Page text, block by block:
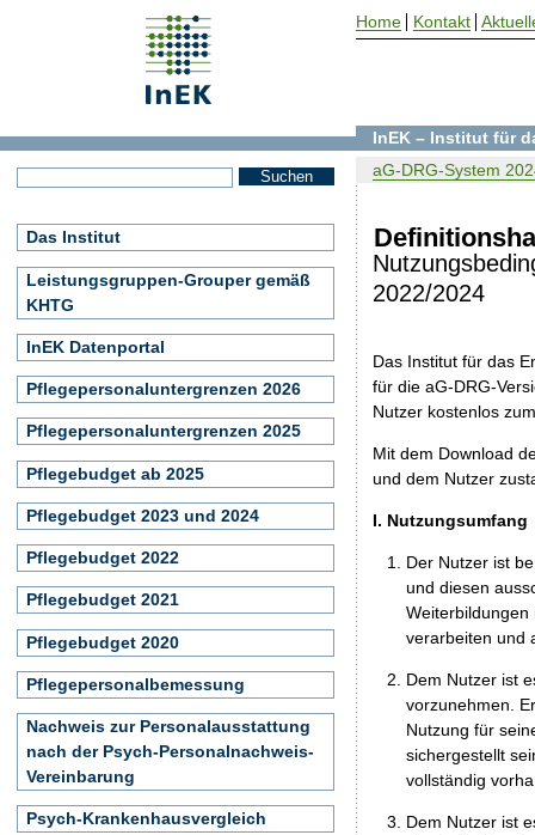
2022/2024
Das Institut für das
für die aG-DRG-
Nutzer kostenlos
Mit dem Download
und dem Nutzer
I. Nutzungsumfang
Der Nutzer ist
und diesen
verarbeiten und
Dem Nutzer ist
vorzunehmen.
Nutzung für
sichergestellt
vollständig
Dem Nutzer ist
InEK – Institut für
aG-DRG-System
Das Institut
Leistungsgruppen-Grouper gemäß
KHTG
InEK Datenportal
Pflegepersonaluntergrenzen 2026
Pflegepersonaluntergrenzen 2025
Pflegebudget ab 2025
Pflegebudget 2023 und 2024
Pflegebudget 2022
Pflegebudget 2021
Pflegebudget 2020
Pflegepersonalbemessung
Nachweis zur Personalausstattung
nach der Psych-Personalnachweis-
Vereinbarung
Psych-Krankenhausvergleich
Home Kontakt